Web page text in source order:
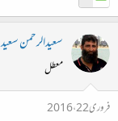
سعیدالرحمن سعید
معطل
فروری 22، 2016